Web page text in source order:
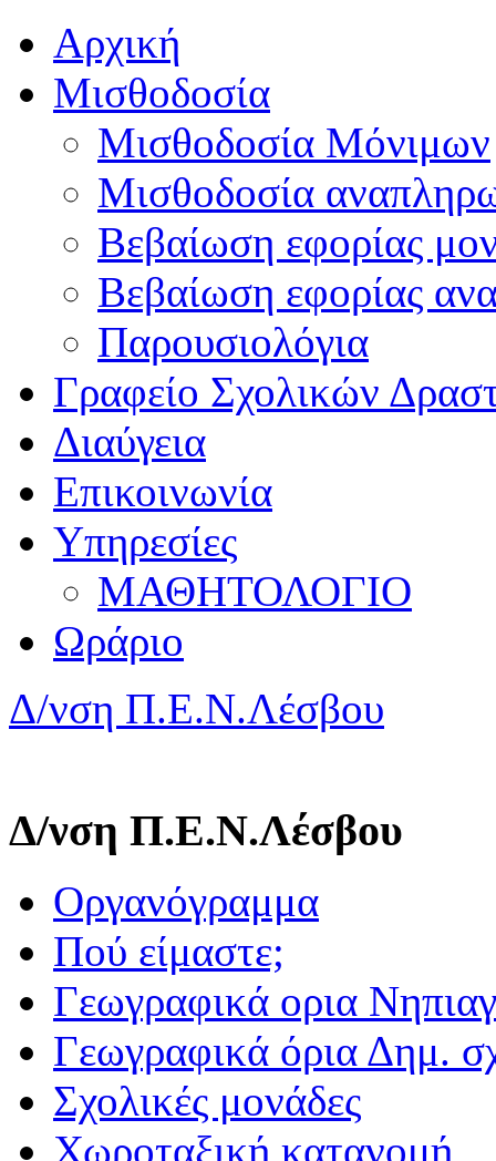
Αρχική
Μισθοδοσία
Μισθοδοσία Μόνιμων
Μισθοδοσία
Βεβαίωση εφορίας
Βεβαίωση εφορίας
Παρουσιολόγια
Γραφείο Σχολικών
Διαύγεια
Επικοινωνία
Υπηρεσίες
ΜΑΘΗΤΟΛΟΓΙΟ
Ωράριο
Δ/νση Π.Ε.Ν.Λέσβου
Δ/νση Π.Ε.Ν.Λέσβου
Οργανόγραμμα
Πού είμαστε;
Γεωγραφικά ορια
Γεωγραφικά όρια Δημ.
Σχολικές μονάδες
Χωροταξική κατανομή